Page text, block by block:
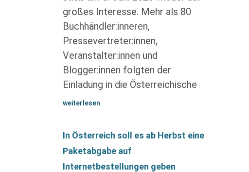
großes Interesse. Mehr als 80
Buchhändler:inneren,
Pressevertreter:innen,
Veranstalter:innen und
Blogger:innen folgten der
Einladung in die Österreichische
weiterlesen
In Österreich soll es ab Herbst eine
Paketabgabe auf
Internetbestellungen geben